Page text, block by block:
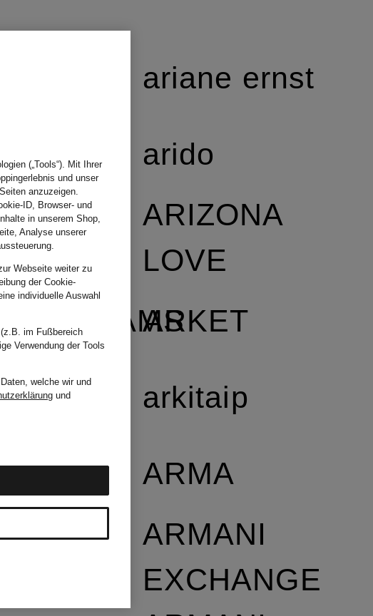
ariane ernst
arido
ARIZONA
LOVE
ARKET
arkitaip
ARMA
ARMANI
EXCHANGE
(„Tools“). Mit Ihrer
und unser
anzuzeigen.
ID, Browser- und
in unserem Shop,
Analyse unserer
Webseite weiter zu
der Cookie-
individuelle Auswahl
im Fußbereich
Verwendung der Tools
welche wir und
und